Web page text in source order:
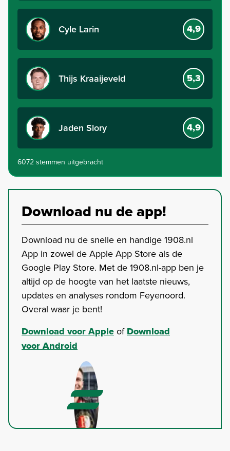
Cyle Larin 4,9
Thijs Kraaijeveld 5,3
Jaden Slory 4,9
6072 stemmen uitgebracht
Download nu de app!
Download nu de snelle en handige 1908.nl
App in zowel de Apple App Store als de
Google Play Store. Met de 1908.nl-app ben je
altijd op de hoogte van het laatste nieuws,
updates en analyses rondom Feyenoord.
Overal waar je bent!
Download voor Apple of Download
voor Android